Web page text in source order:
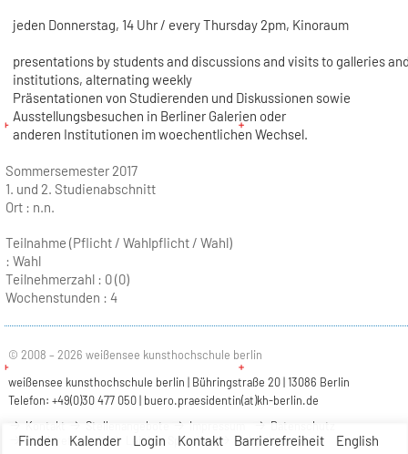
Finden Kalender Login Kontakt Barrierefreiheit English
jeden Donnerstag, 14 Uhr / every Thursday 2pm, Kinoraum
presentations by students and discussions and visits to galleries
institutions, alternating weekly
Präsentationen von Studierenden und Diskussionen sowie
Ausstellungsbesuchen in Berliner Galerien oder
anderen Institutionen im woechentlichen Wechsel.
Sommersemester 2017
1. und 2. Studienabschnitt
Ort : n.n.
Teilnahme (Pflicht / Wahlpflicht / Wahl)
: Wahl
Teilnehmerzahl : 0 (0)
Wochenstunden : 4
© 2008 – 2026 weißensee kunsthochschule berlin
weißensee kunsthochschule berlin | Bühringstraße 20 | 13086 Berlin
Telefon: +49(0)30 477 050 | buero.praesidentin(at)kh-berlin.de
Kontakt
Stellenangebote Impressum
Datenschutz
Barrierefreiheit
Leichte Sprache Gebärdensprache